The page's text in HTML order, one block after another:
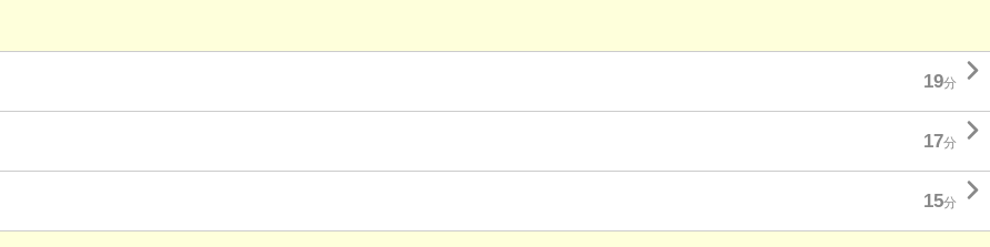
19分 
17分 
15分 